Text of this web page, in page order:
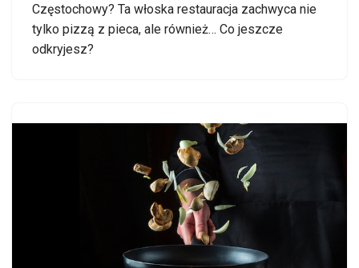
Częstochowy? Ta włoska restauracja zachwyca nie
tylko pizzą z pieca, ale również… Co jeszcze
odkryjesz?